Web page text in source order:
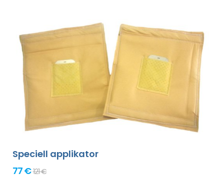
Speciell applikator
77 €121 €